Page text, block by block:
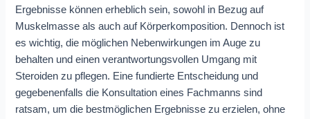
Ergebnisse können erheblich sein, sowohl in Bezug auf
Muskelmasse als auch auf Körperkomposition. Dennoch ist
es wichtig, die möglichen Nebenwirkungen im Auge zu
behalten und einen verantwortungsvollen Umgang mit
Steroiden zu pflegen. Eine fundierte Entscheidung und
gegebenenfalls die Konsultation eines Fachmanns sind
ratsam, um die bestmöglichen Ergebnisse zu erzielen, ohne